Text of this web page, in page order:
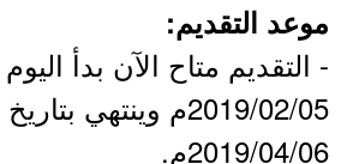
موعد التقديم:
- التقديم متاح الآن بدأ اليوم
2019/02/05م وينتهي بتاريخ
2019/04/06م.